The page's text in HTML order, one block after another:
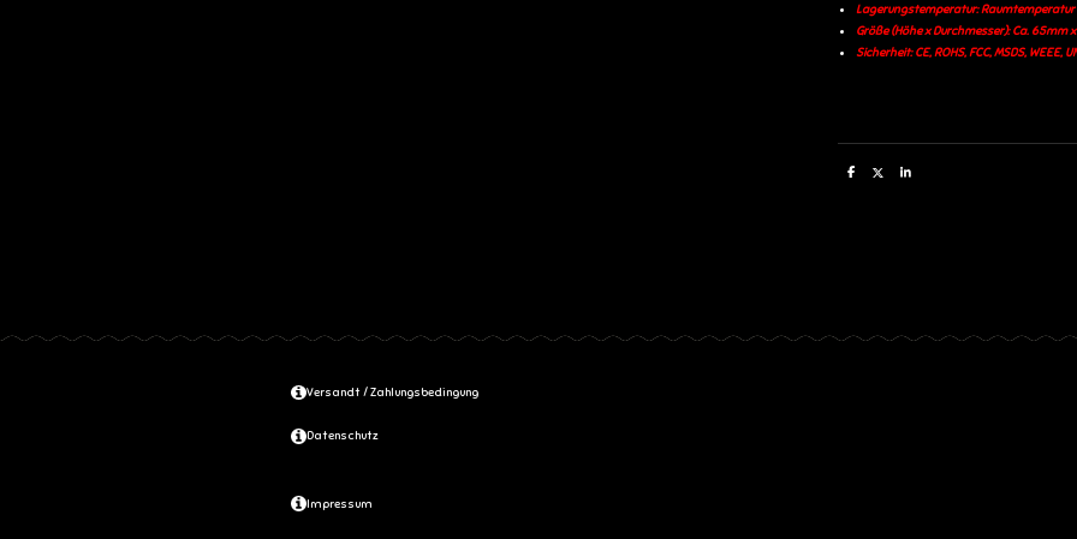
Lagerungstemperatur: Raumtemperatur
Größe (Höhe x Durchmesser): Ca. 65mm
Sicherheit: CE, ROHS, FCC, MSDS, WEEE,
T
T
T
Versandt / Zahlungsbedingung
Datenschutz
Impressum